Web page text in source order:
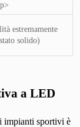
estremamente
solido)
a LED
impianti sportivi è